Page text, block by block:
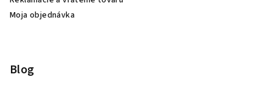
Moja objednávka
Blog